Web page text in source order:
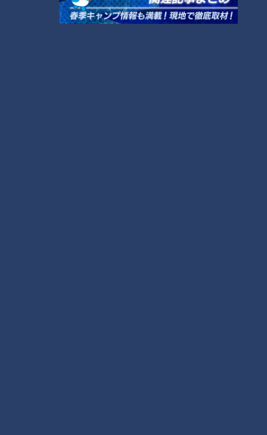
日常に潜む頭痛（２）誰でもなる可能性のある
「週末頭痛」